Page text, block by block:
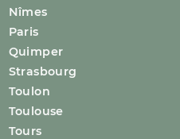
Nîmes
Paris
Quimper
Strasbourg
Toulon
Toulouse
Tours